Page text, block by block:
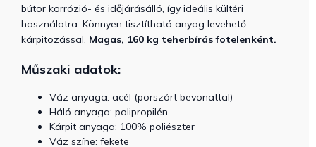
bútor korrózió- és időjárásálló, így ideális kültéri
használatra. Könnyen tisztítható anyag levehető
kárpitozással. Magas, 160 kg teherbírás fotelenként.
Műszaki adatok:
Váz anyaga: acél (porszórt bevonattal)
Háló anyaga: polipropilén
Kárpit anyaga: 100% poliészter
Váz színe: fekete